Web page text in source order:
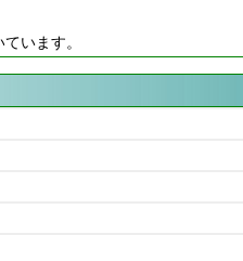
います。